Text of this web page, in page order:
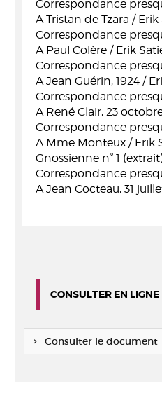
Correspondance
A Tristan de Tzara / Erik
Correspondance
A Paul Colère / Erik
Correspondance
A Jean Guérin, 1924 /
Correspondance
A René Clair, 23
Correspondance
A Mme Monteux / Erik
Gnossienne n° 1
Correspondance
A Jean Cocteau, 31
CONSULTER EN LIGNE
Consulter le document